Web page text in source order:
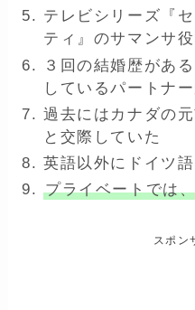
テレビシリーズ『
ティ』のサマンサ
３回の結婚歴があ
しているパートナ
過去にはカナダの
と交際していた
英語以外にドイツ
プライベートでは
スポン